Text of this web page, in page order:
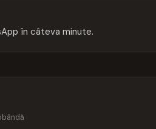
în câteva minute.